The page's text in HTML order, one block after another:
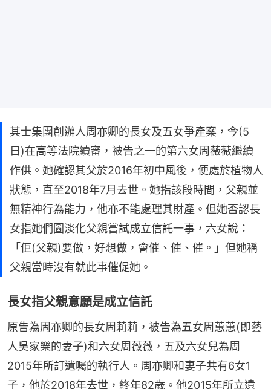
其士集團創辦人周亦卿的長女及五女爭產案，今(5
日)在高等法院續審，被告之一的第六女周薇薇繼續
作供。她確認其父於2016年初中風後，便處於植物人
狀態，直至2018年7月去世。她指該段時間，父親並
無精神行為能力，他亦不能處理其財產。但她否認長
女指她們圖淡化父親嘗試成立信託一事，六女說：
「佢(父親)要做，好想做，會催、催、催。」但她稱
父親當時沒有就此事催促她。
長女指父親意願是成立信託
原告為周亦卿的長女周莉莉，被告為五女周蕙蕙(即藝
人吳家樂的妻子)和六女周薇薇，五及六女兒為周
2015年所訂遺囑的執行人。周亦卿和妻子共有6女1
子，他於2018年去世，終年82歲。他2015年所立遺